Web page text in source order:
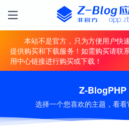
本站不是官方，只为方便用户快
提供购买和下载服务！如需购买请联
用中心链接进行购买或下载！
Z-BlogPHP
选择一个您喜欢的主题，看